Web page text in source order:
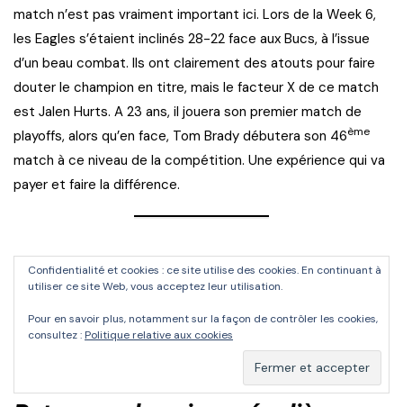
match n’est pas vraiment important ici. Lors de la Week 6,
les Eagles s’étaient inclinés 28-22 face aux Bucs, à l’issue
d’un beau combat. Ils ont clairement des atouts pour faire
douter le champion en titre, mais le facteur X de ce match
est Jalen Hurts. A 23 ans, il jouera son premier match de
playoffs, alors qu’en face, Tom Brady débutera son 46ème
match à ce niveau de la compétition. Une expérience qui va
payer et faire la différence.
Dallas Cowboys vs San
Francisco 49ers
Confidentialité et cookies : ce site utilise des cookies. En continuant à
utiliser ce site Web, vous acceptez leur utilisation.
Pour en savoir plus, notamment sur la façon de contrôler les cookies,
consultez : Politique relative aux cookies